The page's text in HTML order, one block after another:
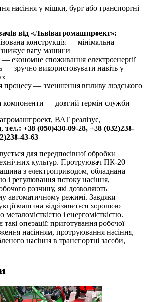
насіння у мішки, бурт або транспортні
від «Львівагромашпроект»:
конструкція — мінімальна
знижує вагу машини
— економне споживання електроенергії
— зручно використовувати навіть у
процесу — зменшення впливу людського
компоненти — довгий термін служби
ВАТ реалізує,
тел.: +38 (050)430-09-28, +38 (032)238-
43-63
для передпосівної обробки
культур. Протруювач ПК-20
з електроприводом, обладнана
і регулювання потоку насіння,
розчину, які дозволяють
автоматичному режимі. Завдяки
машина відрізняється хорошою
і енергомісткістю.
операції: приготування робочої
насінням, протруювання насіння,
насіння в транспортні засоби,